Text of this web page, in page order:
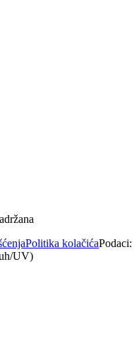
Politika kolačićaPodaci:
UV)